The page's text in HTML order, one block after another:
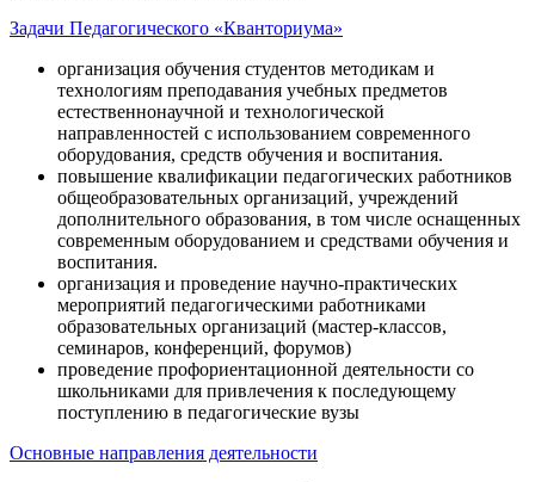
Задачи Педагогического «Кванториума»
организация обучения студентов методикам и
технологиям преподавания учебных предметов
естественнонаучной и технологической
направленностей с использованием современного
оборудования, средств обучения и воспитания.
повышение квалификации педагогических работников
общеобразовательных организаций, учреждений
дополнительного образования, в том числе оснащенных
современным оборудованием и средствами обучения и
воспитания.
организация и проведение научно-практических
мероприятий педагогическими работниками
образовательных организаций (мастер-классов,
семинаров, конференций, форумов)
проведение профориентационной деятельности со
школьниками для привлечения к последующему
поступлению в педагогические вузы
Основные направления деятельности